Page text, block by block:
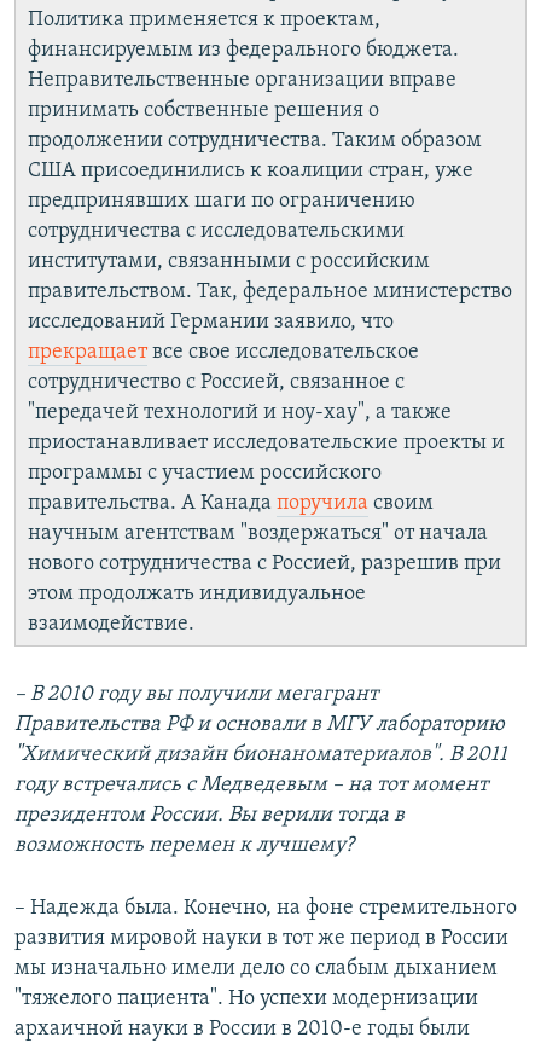
Политика применяется к проектам,
финансируемым из федерального бюджета.
Неправительственные организации вправе
принимать собственные решения о
продолжении сотрудничества. Таким образом
США присоединились к коалиции стран, уже
предпринявших шаги по ограничению
сотрудничества с исследовательскими
институтами, связанными с российским
правительством. Так, федеральное министерство
исследований Германии заявило, что
прекращаетвсе свое исследовательское
сотрудничество с Россией, связанное с
"передачей технологий и ноу-хау", а также
приостанавливает исследовательские проекты и
программы с участием российского
правительства. А Канада поручила своим
научным агентствам "воздержаться" от начала
нового сотрудничества с Россией, разрешив при
этом продолжать индивидуальное
взаимодействие.
– В 2010 году вы получили мегагрант
Правительства РФ и основали в МГУ лабораторию
"Химический дизайн бионаноматериалов". В 2011
году встречались с Медведевым – на тот момент
президентом России. Вы верили тогда в
возможность перемен к лучшему?
– Надежда была. Конечно, на фоне стремительного
развития мировой науки в тот же период в России
мы изначально имели дело со слабым дыханием
"тяжелого пациента". Но успехи модернизации
архаичной науки в России в 2010-е годы были